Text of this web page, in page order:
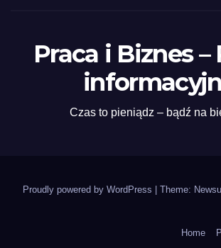
Praca i Biznes –
Czas to pieniądz – bądź na
Proudly powered by WordPress | Theme:
Home